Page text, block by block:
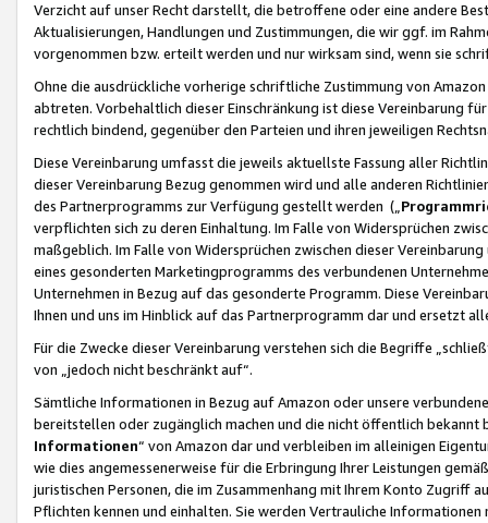
Verzicht auf unser Recht darstellt, die betroffene oder eine andere
Aktualisierungen, Handlungen und Zustimmungen, die wir ggf. im
vorgenommen bzw. erteilt werden und nur wirksam sind, wenn sie
Ohne die ausdrückliche vorherige schriftliche Zustimmung von
abtreten. Vorbehaltlich dieser Einschränkung ist diese Vereinbarung
rechtlich bindend, gegenüber den Parteien und ihren jeweiligen
Diese Vereinbarung umfasst die jeweils aktuellste Fassung aller
dieser Vereinbarung Bezug genommen wird und alle anderen
des Partnerprogramms zur Verfügung gestellt werden („
verpflichten sich zu deren Einhaltung. Im Falle von Widersprüchen
maßgeblich. Im Falle von Widersprüchen zwischen dieser
eines gesonderten Marketingprogramms des verbundenen
Unternehmen in Bezug auf das gesonderte Programm. Diese
Ihnen und uns im Hinblick auf das Partnerprogramm dar und ersetzt
Für die Zwecke dieser Vereinbarung verstehen sich die Begriffe
von „jedoch nicht beschränkt auf“.
Sämtliche Informationen in Bezug auf Amazon oder unsere
bereitstellen oder zugänglich machen und die nicht öffentlich
Informationen“ von Amazon dar und verbleiben im alleinigen
wie dies angemessenerweise für die Erbringung Ihrer Leistungen
juristischen Personen, die im Zusammenhang mit Ihrem Konto
Pflichten kennen und einhalten. Sie werden Vertrauliche